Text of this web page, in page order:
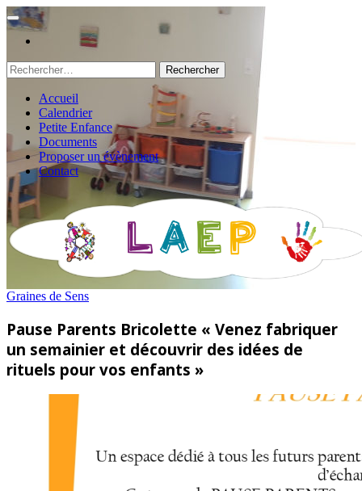
Rechercher :
Accueil
Calendrier
Petite Enfance
Documents
Proposer un évènement
Contact
Graines de Sens
Pause Parents Bricolette « Venez fabriquer
un semainier et découvrir des idées de
rituels pour vos enfants »